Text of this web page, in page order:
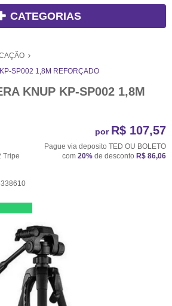
CATEGORIAS
SP002 1,8M REFORÇADO
KNUP KP-SP002 1,8M
Tripe
por R$ 107,57
Pague via deposito TED OU BOLETO
com 20% de desconto R$ 86,06